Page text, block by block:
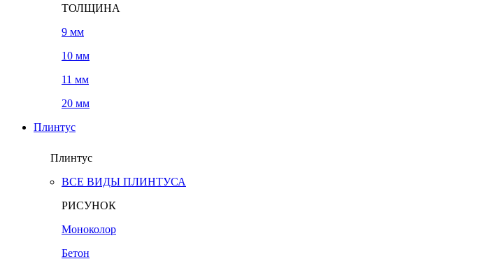
ТОЛЩИНА
9 мм
10 мм
11 мм
20 мм
Плинтус
Плинтус
ВСЕ ВИДЫ ПЛИНТУСА
РИСУНОК
Моноколор
Бетон